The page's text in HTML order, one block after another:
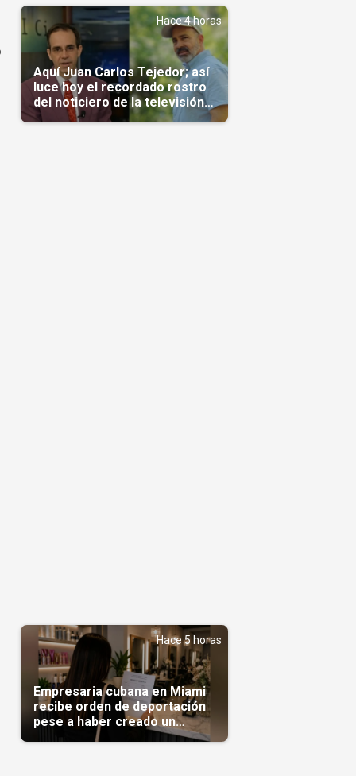
Hace 4 horas
Aquí Juan Carlos Tejedor; así
luce hoy el recordado rostro
del noticiero de la televisión
cubana
Hace 5 horas
Empresaria cubana en Miami
recibe orden de deportación
pese a haber creado un